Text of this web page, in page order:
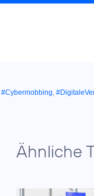
#Cybermobbing,
Ähnliche